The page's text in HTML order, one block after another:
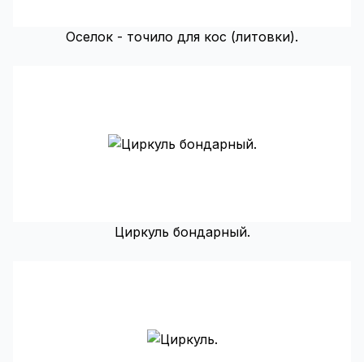
Оселок - точило для кос (литовки).
Циркуль бондарный.